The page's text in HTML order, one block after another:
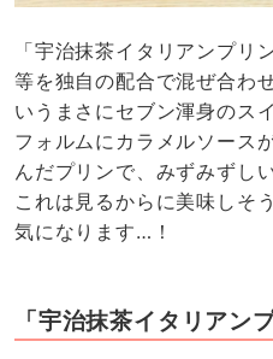
「宇治抹茶イタリアンプリ
等を独自の配合で混ぜ合わ
いうまさにセブン渾身のス
フォルムにカラメルソース
んだプリンで、みずみず
これは見るからに美味しそ
気になります…！
「宇治抹茶イタリアン